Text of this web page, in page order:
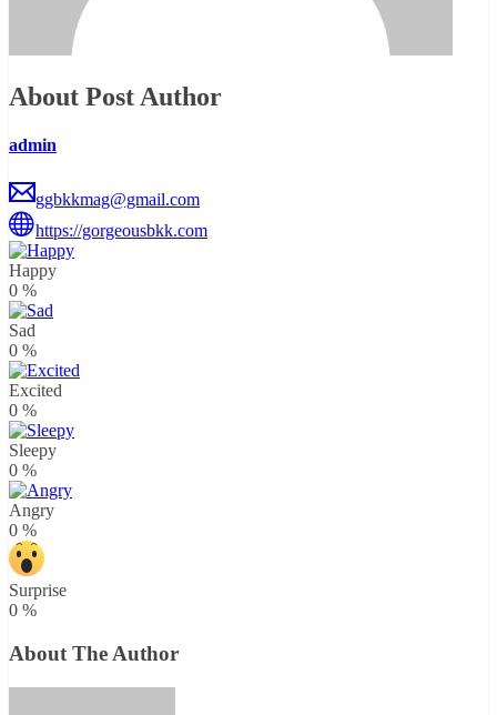
About Post Author
admin
ggbkkmag@gmail.com
https://gorgeousbkk.com
Happy
0 %
Sad
0 %
Excited
0 %
Sleepy
0 %
Angry
0 %
Surprise
0 %
About The Author